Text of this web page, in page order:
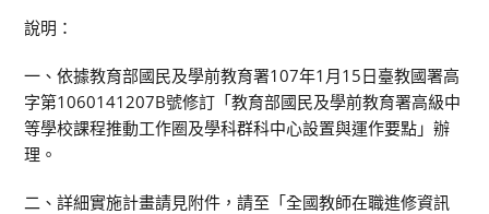
說明：
一、依據教育部國民及學前教育署107年1月15日臺教國署高
字第1060141207B號修訂「教育部國民及學前教育署高級中
等學校課程推動工作圈及學科群科中心設置與運作要點」辦
理。
二、詳細實施計畫請見附件，請至「全國教師在職進修資訊